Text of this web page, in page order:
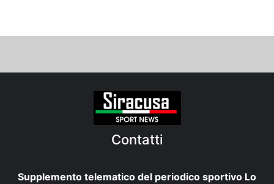
Contatti
Supplemento telematico del periodico sportivo Lo